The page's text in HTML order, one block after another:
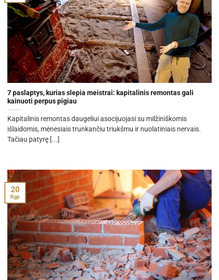
7 paslaptys, kurias slepia meistrai: kapitalinis remontas gali
kainuoti perpus pigiau
Kapitalinis remontas daugeliui asocijuojasi su milžiniškomis
išlaidomis, mėnesiais trunkančiu triukšmu ir nuolatiniais nervais.
Tačiau patyrę [...]
20
Rgp